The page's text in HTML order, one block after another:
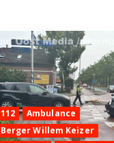
112
Ambulance
Berger Willem Keizer